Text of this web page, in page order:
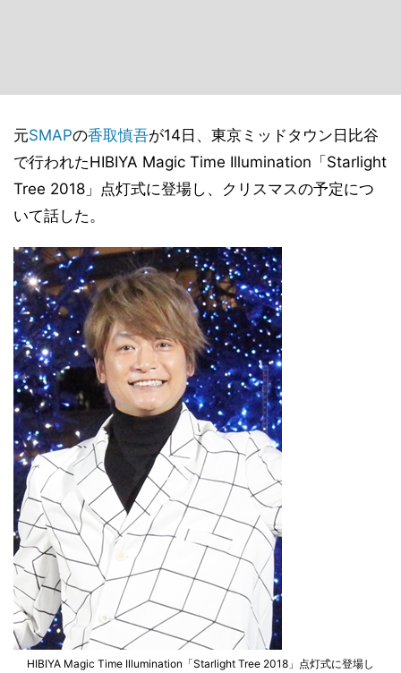
元SMAPの香取慎吾が14日、東京ミッドタウン日比谷
で行われたHIBIYA Magic Time Illumination「Starlight
Tree 2018」点灯式に登場し、クリスマスの予定につ
いて話した。
HIBIYA Magic Time Illumination「Starlight Tree 2018」点灯式に登場し